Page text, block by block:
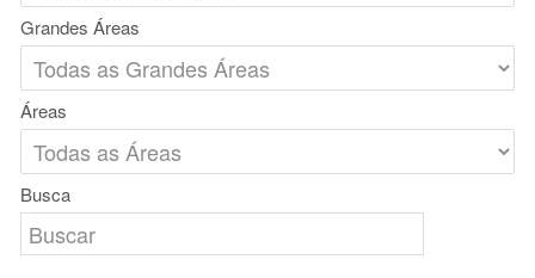
Grandes Áreas
Áreas
Busca